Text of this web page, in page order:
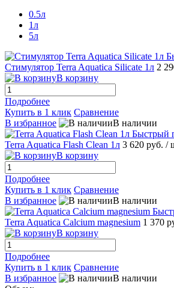
0.5л
1л
5л
Стимулятор Terra Aquatica Silicate 1л 2
В корзину
Подробнее
Купить в 1 клик Сравнение
В избранное
В наличии
Быстрый
Terra Aquatica Flash Cleаn 1л 3 620 руб. /
В корзину
Подробнее
Купить в 1 клик Сравнение
В избранное
В наличии
Terra Aquatica Calcium magnesium 1 370
В корзину
Подробнее
Купить в 1 клик Сравнение
В избранное
В наличии